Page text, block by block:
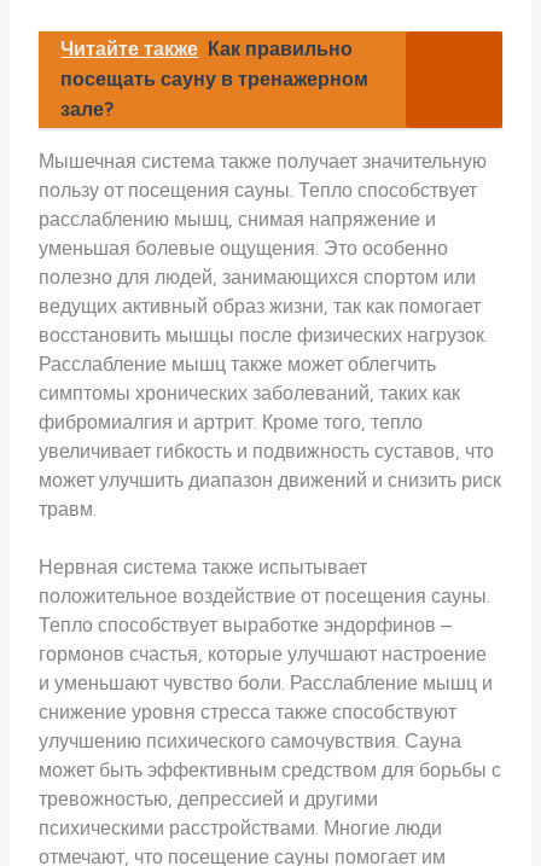
Читайте также Как правильно
посещать сауну в тренажерном
зале?
Мышечная система также получает значительную
пользу от посещения сауны. Тепло способствует
расслаблению мышц, снимая напряжение и
уменьшая болевые ощущения. Это особенно
полезно для людей, занимающихся спортом или
ведущих активный образ жизни, так как помогает
восстановить мышцы после физических нагрузок.
Расслабление мышц также может облегчить
симптомы хронических заболеваний, таких как
фибромиалгия и артрит. Кроме того, тепло
увеличивает гибкость и подвижность суставов, что
может улучшить диапазон движений и снизить риск
травм.
Нервная система также испытывает
положительное воздействие от посещения сауны.
Тепло способствует выработке эндорфинов –
гормонов счастья, которые улучшают настроение
и уменьшают чувство боли. Расслабление мышц и
снижение уровня стресса также способствуют
улучшению психического самочувствия. Сауна
может быть эффективным средством для борьбы с
тревожностью, депрессией и другими
психическими расстройствами. Многие люди
отмечают, что посещение сауны помогает им